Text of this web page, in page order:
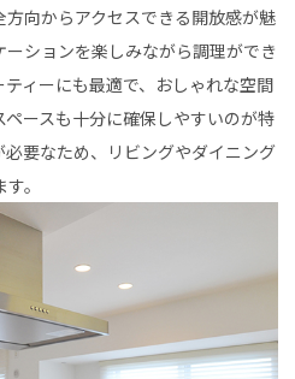
向からアクセスできる開放感が魅
ションを楽しみながら調理ができ
ィーにも最適で、おしゃれな空間
ースも十分に確保しやすいのが特
要なため、リビングやダイニング
。